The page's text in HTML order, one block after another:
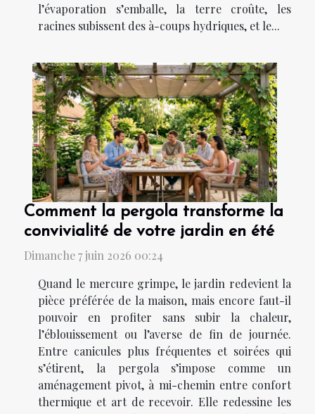
l’évaporation s’emballe, la terre croûte, les
racines subissent des à-coups hydriques, et le...
Comment la pergola transforme la
convivialité de votre jardin en été
Dimanche 7 juin 2026 00:24
Quand le mercure grimpe, le jardin redevient la
pièce préférée de la maison, mais encore faut-il
pouvoir en profiter sans subir la chaleur,
l’éblouissement ou l’averse de fin de journée.
Entre canicules plus fréquentes et soirées qui
s’étirent, la pergola s’impose comme un
aménagement pivot, à mi-chemin entre confort
thermique et art de recevoir. Elle redessine les